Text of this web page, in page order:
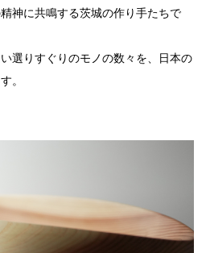
神に共鳴する茨城の作り手たちで
選りすぐりのモノの数々を、日本の
。